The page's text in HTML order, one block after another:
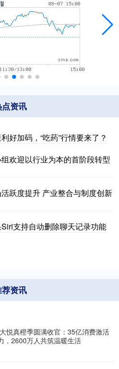
资讯
好加码，“吃药”行情要来了？
欢迎以行业为本的首阶段转型
跃度提升 产业整合与制度创新
支持自动删除聊天记录功能
资讯
悦真橙季圆满收官：35亿消费激活
，2600万人共筑温暖生活